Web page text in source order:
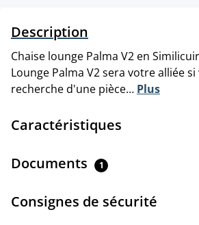
Description
Chaise lounge Palma V2 en
Lounge Palma V2 sera votre alliée si
recherche d'une pièce… Plus
Caractéristiques
Documents 1
Consignes de sécurité